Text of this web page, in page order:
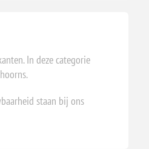
In deze categorie
staan bij ons